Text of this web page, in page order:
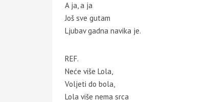
A ja, a ja
Još sve gutam
Ljubav gadna navika je.
REF.
Neće više Lola,
Voljeti do bola,
Lola više nema srca